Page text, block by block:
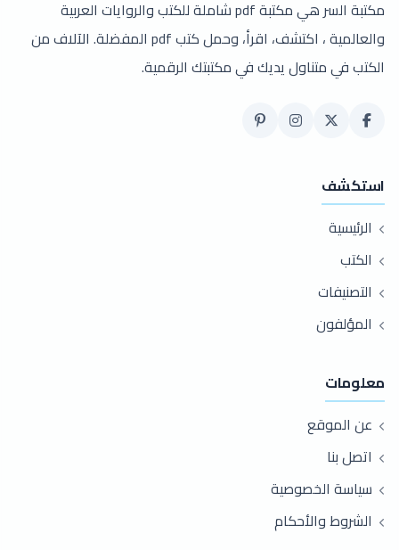
مكتبة السر هي مكتبة pdf شاملة للكتب والروايات العربية
والعالمية ، اكتشف، اقرأ، وحمل كتب pdf المفضلة. الآلاف من
الكتب في متناول يديك في مكتبتك الرقمية.
استكشف
الرئيسية
الكتب
التصنيفات
المؤلفون
معلومات
عن الموقع
اتصل بنا
سياسة الخصوصية
الشروط والأحكام